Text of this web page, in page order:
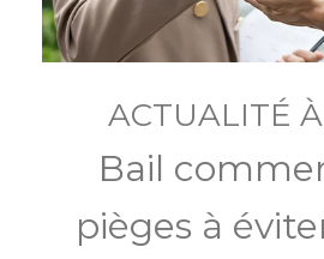
ACTUALITÉ
Bail
pièges à